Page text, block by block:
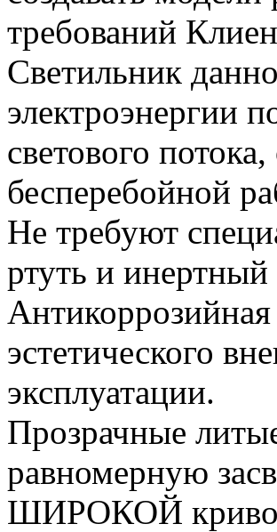
требований
Светильник
электроэнергии
светового
бесперебойной
Не требуют
ртуть и инертный
Антикоррозийная
эстетического
эксплуатации.
Прозрачные
равномерную
ШИРОКОЙ